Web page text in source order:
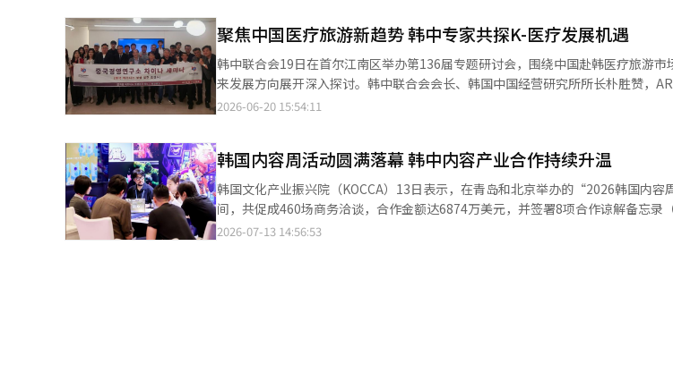
方面的优势，与爱敬产业及东星制药的研发和产品开发能力形成协同效应。 爱敬产业代表金相俊表示：“此次合作为
公司与复旦大学张江研究院建立长期科研合作奠定了基础。未来将围绕皮肤与头皮
型开发等领域开展联合研究，并将成果转化为差异化的产品竞争力。” 27日下午，泰光集团战略支援室室长曹泰炫
（左起）、东星制药代表崔容硕、复旦大学张江研究院院长胡建华、爱敬产业代表
研发MOU后合影留念。【图片来源 爱敬产业】
智能（AI）与在线法院、国际商事及海事审判、电子送达、视频证人询问等议题展
展和经验进行交流。 法院行政处相关人士表示，两国代表团围绕司法机关面临的现实课题进行了深入讨论和经验分
享。未来将以此次研讨会为契机，推动韩中司法研讨机制恢复常态化运行，并进一
韩国大法院全景【图片来源 韩联社】
聚焦中国医疗旅游新趋势 韩中专家共探K-医疗发展机遇
韩中联合会19日在首尔江南区举办第136届专题研讨会，围绕中国赴韩医疗旅游
来发展方向展开深入探讨。韩中联合会会长、韩国中国经营研究所所长朴胜赞，
GOODMEDIKOREA代表金度均，以及丽品整形外科院长李英宇分别发表主题演讲。 朴胜赞指出，当前中国游客的消
出生）更习惯通过小红书、抖音等社交媒体获取信息，并自主完成行程规划与预订
显著转变。 尹盛民对韩国医疗产业的国际竞争力进行了深入分析。他表示，韩国医疗在亚洲乃至全球范围内仍具备明
显优势，以三星首尔医院、首尔峨山医院为代表的大型医院已跻身世界癌症治疗
术、审美能力以及医疗服务方面均具有较强竞争力。尹盛民将韩国医疗的核心竞争
四个关键词：即优秀的医疗人才、敏锐的审美能力、精湛细腻的医疗技术，以及
2026-06-20 15:54:11
韩国内容周活动圆满落幕 韩中内容产业合作持续升温
韩国文化产业振兴院（KOCCA）13日表示，在青岛和北京举办的“2026韩国内
间，共促成460场商务洽谈，合作金额达6874万美元，并签署8项合作谅解备忘录（
绍，“2026韩国内容周”分别于5月27日至29日在青岛、7月1日至3日在北京举行
2026-07-13 14:56:53